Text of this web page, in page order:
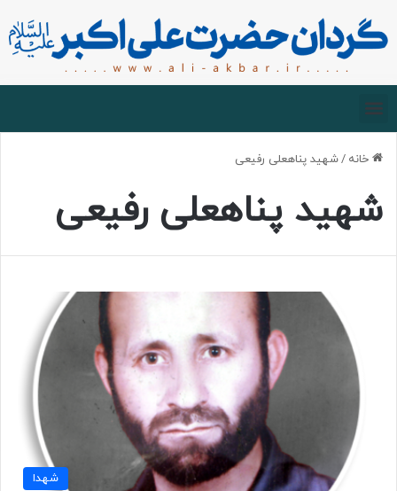
خانه /شهید پناهعلی رفیعی
شهید پناهعلی رفیعی
شهدا